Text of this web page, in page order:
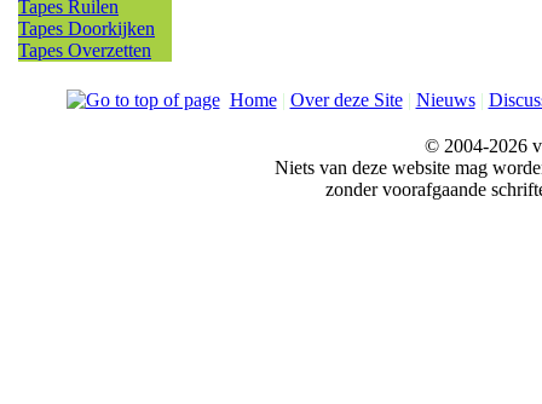
Tapes Ruilen
Tapes Doorkijken
Tapes Overzetten
Home| Over deze Site| Nieuws|
© 2004-2026
Niets van deze website mag
zonder voorafgaande